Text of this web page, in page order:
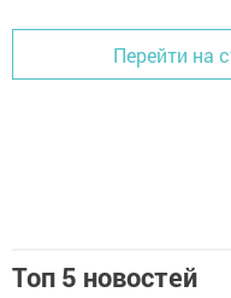
Перейти на
Топ 5 новостей